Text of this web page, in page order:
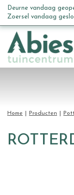
n
Home Producten
Deurne vandaag
Zoersel vandaag